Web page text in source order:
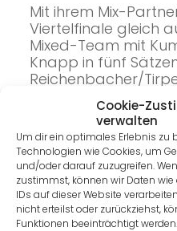
Cookie-
verwalten
Um dir ein optimales Erlebnis zu
Technologien wie Cookies, um
und/oder darauf zuzugreifen.
zustimmst, können wir Daten
IDs auf dieser Website
nicht erteilst oder zurückziehst,
Funktionen beeinträchtigt werden.
Mit ihrem Mix-
Viertelfinale gleich
Mixed-Team mit
Knapp in fünf
Reichenbacher/
durch. Im
gegen Antje Stock
3:1 schon
Heinsdorfer Lea
ging mit 3:0 an Süß/
damit auch den
Beide sicherten